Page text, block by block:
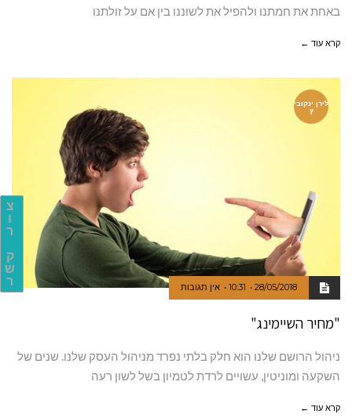
צ
ו
ר
ק
ש
ר
באחת את חמתנו ולהפיל את לשוננו בין אם על זולתנו
קרא עוד ←
לירן ינקובי
ץ
28/05/2018
10:31 אין תגובות
"מחיר השיימינג"
ניהול הרושם שלנו הוא חלק בלתי נפרד מניהול העסק שלנו. שנים של
השקעה ומוניטין, עשויים לרדת לטמיון בשל לשון רעה
קרא עוד ←